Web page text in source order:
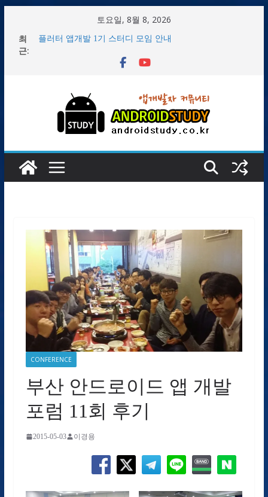
토요일, 8월 8, 2026
최
근:
2/8 1주차 플러터(Flutter) 앱개발 1기 개발자 스터디 모임
플러터 앱개발 1기 스터디 모임 안내
1/29 플러터 2기 서울 스터디 첫 모임 후기
플러터(flutter) 개발환경 Windows OS 설치 후 Demo 앱 만
CONFERENCE
부산 안드로이드 앱 개발
포럼 11회 후기
2015-05-03 이경용